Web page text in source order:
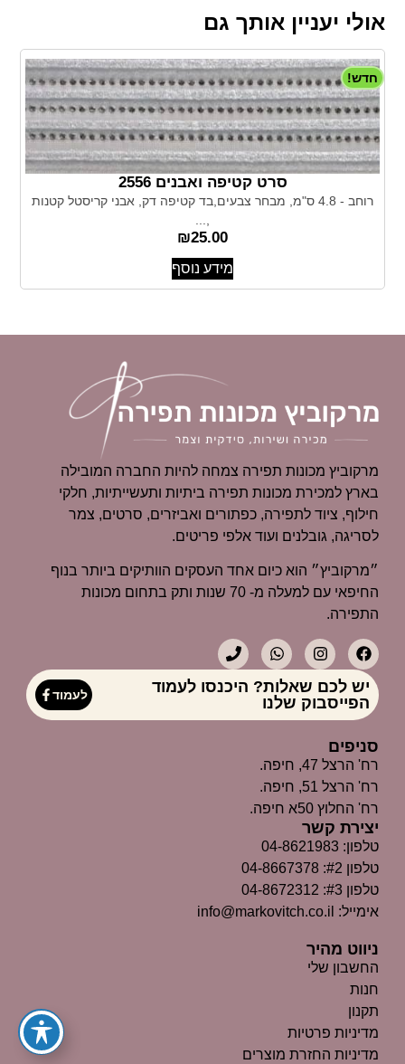
אולי יעניין אותך גם
חדש!
סרט קטיפה ואבנים 2556
רוחב - 4.8 ס"מ, מבחר צבעים,בד קטיפה דק, אבני קריסטל קטנות
₪25.00
מידע נוסף
מרקוביץ מכונות תפירה צמחה להיות החברה המובילה
בארץ למכירת מכונות תפירה ביתיות ותעשייתיות, חלקי
חילוף, ציוד לתפירה, כפתורים ואביזרים, סרטים, צמר
לסריגה, גובלנים ועוד אלפי פריטים.
״מרקוביץ״ הוא כיום אחד העסקים הוותיקים ביותר בנוף
החיפאי עם למעלה מ- 70 שנות ותק בתחום מכונות
התפירה.
יש לכם שאלות? היכנסו לעמוד
הפייסבוק שלנו
לעמוד
ניווט מהיר
החשבון שלי
חנות
תקנון
מדיניות פרטיות
מדיניות החזרת מוצרים
סניפים
רח' הרצל 47, חיפה.
רח' הרצל 51, חיפה.
רח' החלוץ 50א חיפה.
יצירת קשר
טלפון: 04-8621983
טלפון #2: 04-8667378
טלפון #3: 04-8672312
אימייל: info@markovitch.co.il